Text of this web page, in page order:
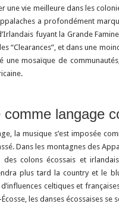
une vie meilleure dans les
a profondément
fuyant la Grande
“Clearances”, et dans une
une mosaïque de
comme langage
la musique s’est imposée
Dans les montagnes des
des colons écossais et
plus tard la country et le
celtiques et
les danses écossaises